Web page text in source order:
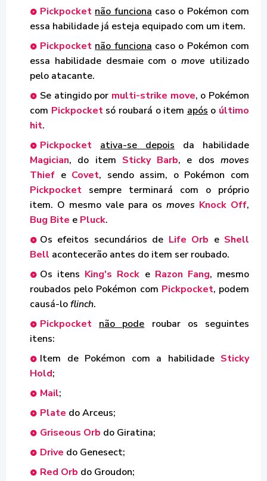
Pickpocket não funciona caso o Pokémon com
essa habilidade já esteja equipado com um item.
Pickpocket não funciona caso o Pokémon com
essa habilidade desmaie com omove utilizado
pelo atacante.
Se atingido por multi-strike move, o Pokémon
com Pickpocketsó roubará o item após o último
hit.
Pickpocket
ativa-se depois da habilidade
Magician, do item Sticky Barb, e dosmoves
Thief e Covet, sendo assim, o Pokémon com
Pickpocket sempre terminará com o próprio
item. O mesmo vale para os moves Knock Off,
Bug Bite e Pluck.
Os efeitos secundários de Life Orb e Shell
Bell acontecerão antes do item ser roubado.
Os itens King's Rock e Razon Fang, mesmo
roubados pelo Pokémon com Pickpocket, podem
causá-loflinch.
Pickpocket não pode roubar os seguintes
itens:
Item de Pokémon com a habilidade Sticky
Hold;
Mail;
Plate do Arceus;
Griseous Orb do Giratina;
Drive do Genesect;
Red Orb do Groudon;